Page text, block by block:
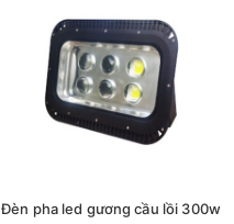
Đèn pha led gương cầu lồi 300w